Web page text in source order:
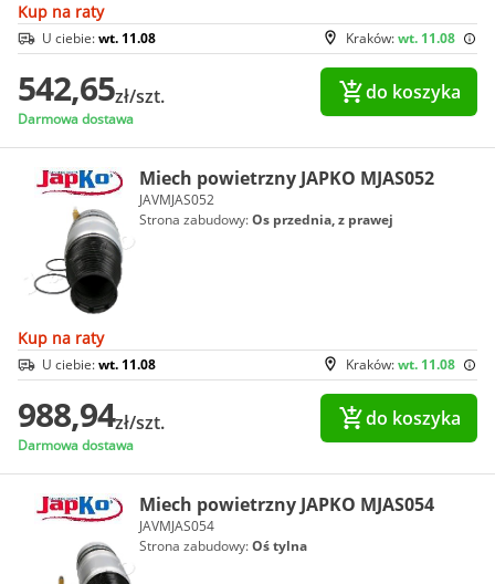
Kup na raty
Kraków:wt. 11.08
U ciebie:wt. 11.08
542,65zł/szt.
Darmowa dostawa
do koszyka
Miech powietrzny JAPKO MJAS052
JAVMJAS052
Strona zabudowy:Os przednia, z prawej
Kup na raty
Kraków:wt. 11.08
U ciebie:wt. 11.08
988,94zł/szt.
Darmowa dostawa
do koszyka
Miech powietrzny JAPKO MJAS054
JAVMJAS054
Strona zabudowy:Oś tylna